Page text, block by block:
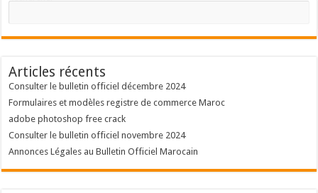
Articles récents
Consulter le bulletin officiel décembre 2024
Formulaires et modèles registre de commerce Maroc
adobe photoshop free crack
Consulter le bulletin officiel novembre 2024
Annonces Légales au Bulletin Officiel Marocain